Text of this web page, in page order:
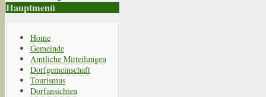
Hauptmenü
Home
Gemeinde
Amtliche Mitteilungen
Dorfgemeinschaft
Tourismus
Dorfansichten